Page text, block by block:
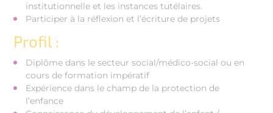
institutionnelle et les instances tutélaires.
Participer à la réflexion et l’écriture de projets
Profil :
Diplôme dans le secteur social/médico-social ou en
cours de formation impératif
Expérience dans le champ de la protection de
l’enfance